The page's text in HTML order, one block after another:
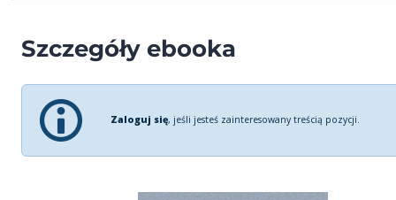
Szczegóły ebooka
Zaloguj się, jeśli jesteś zainteresowany treścią pozycji.